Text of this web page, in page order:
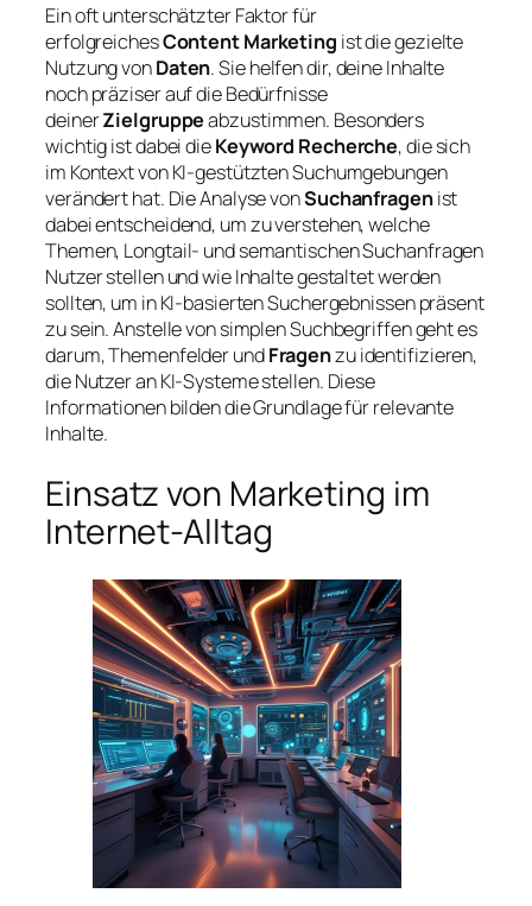
Ein oft unterschätzter Faktor für
erfolgreichesContent Marketing ist die gezielte
Nutzung vonDaten. Sie helfen dir, deine Inhalte
noch präziser auf die Bedürfnisse
deinerZielgruppeabzustimmen. Besonders
wichtig ist dabei dieKeyword Recherche, die sich
im Kontext von KI-gestützten Suchumgebungen
verändert hat. Die Analyse vonSuchanfragenist
dabei entscheidend, um zu verstehen, welche
Themen, Longtail- und semantischen Suchanfragen
Nutzer stellen und wie Inhalte gestaltet werden
sollten, um in KI-basierten Suchergebnissen präsent
zu sein. Anstelle von simplen Suchbegriffen geht es
darum, Themenfelder undFragenzu identifizieren,
die Nutzer an KI-Systeme stellen. Diese
Informationen bilden die Grundlage für relevante
Inhalte.
Einsatz von Marketing im
Internet-Alltag